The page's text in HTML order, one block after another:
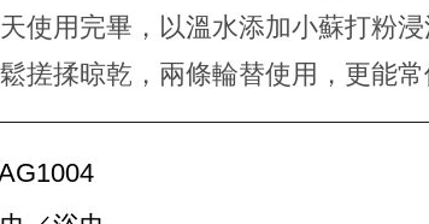
使用完畢，以溫水添加小蘇打粉
搓揉晾乾，兩條輪替使用，更能常